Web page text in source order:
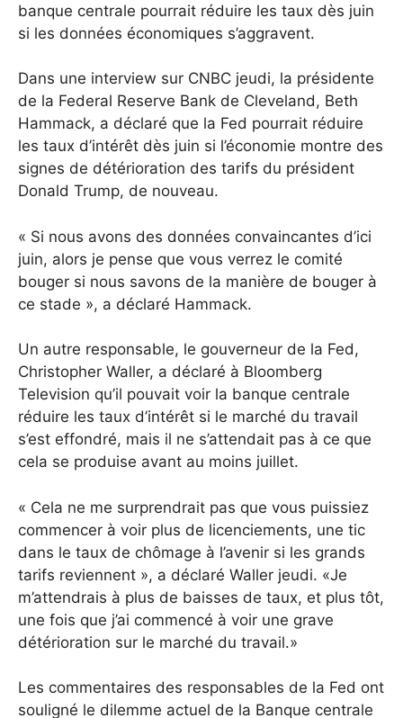
banque centrale pourrait réduire les taux dès juin
si les données économiques s’aggravent.
Dans une interview sur CNBC jeudi, la présidente
de la Federal Reserve Bank de Cleveland, Beth
Hammack, a déclaré que la Fed pourrait réduire
les taux d’intérêt dès juin si l’économie montre des
signes de détérioration des tarifs du président
Donald Trump, de nouveau.
« Si nous avons des données convaincantes d’ici
juin, alors je pense que vous verrez le comité
bouger si nous savons de la manière de bouger à
ce stade », a déclaré Hammack.
Un autre responsable, le gouverneur de la Fed,
Christopher Waller, a déclaré à Bloomberg
Television qu’il pouvait voir la banque centrale
réduire les taux d’intérêt si le marché du travail
s’est effondré, mais il ne s’attendait pas à ce que
cela se produise avant au moins juillet.
« Cela ne me surprendrait pas que vous puissiez
commencer à voir plus de licenciements, une tic
dans le taux de chômage à l’avenir si les grands
tarifs reviennent », a déclaré Waller jeudi. «Je
m’attendrais à plus de baisses de taux, et plus tôt,
une fois que j’ai commencé à voir une grave
détérioration sur le marché du travail.»
Les commentaires des responsables de la Fed ont
souligné le dilemme actuel de la Banque centrale